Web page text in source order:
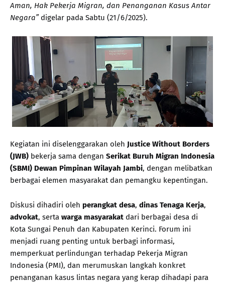
Aman, Hak Pekerja Migran, dan Penanganan Kasus Antar
Negara”digelar pada Sabtu (21/6/2025).
Kegiatan ini diselenggarakan oleh Justice Without Borders
(JWB) bekerja sama dengan Serikat Buruh Migran Indonesia
(SBMI) Dewan Pimpinan Wilayah Jambi, dengan melibatkan
berbagai elemen masyarakat dan pemangku kepentingan.
Diskusi dihadiri oleh perangkat desa, dinas Tenaga Kerja,
advokat, serta warga masyarakat dari berbagai desa di
Kota Sungai Penuh dan Kabupaten Kerinci. Forum ini
menjadi ruang penting untuk berbagi informasi,
memperkuat perlindungan terhadap Pekerja Migran
Indonesia (PMI), dan merumuskan langkah konkret
penanganan kasus lintas negara yang kerap dihadapi para